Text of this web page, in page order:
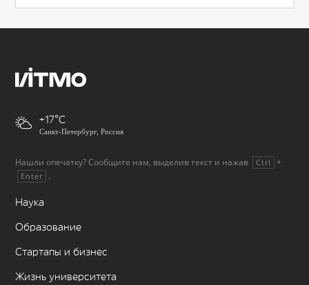
+17
Санкт-Петербург, Россия
Нашли опечатку? Сообщите нам, выделив текст и нажав Ctrl +
Enter .
Наука
Образование
Стартапы и бизнес
Жизнь университета